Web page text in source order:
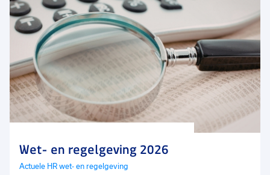
Wet- en regelgeving 2026
Actuele HR wet- en regelgeving